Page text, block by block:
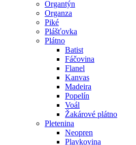
Organtýn
Organza
Piké
Plášťovka
Plátno
Batist
Fáčovina
Flanel
Kanvas
Madeira
Popelín
Voál
Žakárové plátno
Pletenina
Neopren
Plavkovina